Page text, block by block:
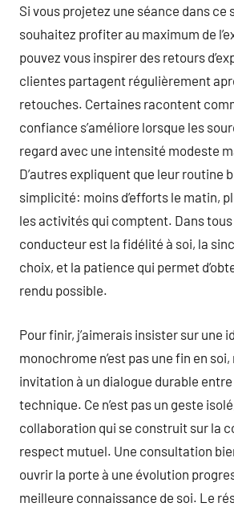
Si vous projetez une séance dans ce
souhaitez profiter au maximum de
pouvez vous inspirer des retours
clientes partagent régulièrement
retouches. Certaines racontent
confiance s’améliore lorsque les
regard avec une intensité modeste
D’autres expliquent que leur routine
simplicité: moins d’efforts le matin,
les activités qui comptent. Dans
conducteur est la fidélité à soi, la
choix, et la patience qui permet
rendu possible.
Pour finir, j’aimerais insister sur une
monochrome n’est pas une fin en soi,
invitation à un dialogue durable
technique. Ce n’est pas un geste
collaboration qui se construit sur la
respect mutuel. Une consultation
ouvrir la porte à une évolution
meilleure connaissance de soi. Le